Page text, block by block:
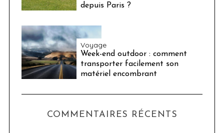
depuis Paris ?
Voyage
Week-end outdoor : comment
transporter facilement son
matériel encombrant
COMMENTAIRES RÉCENTS